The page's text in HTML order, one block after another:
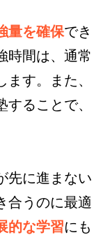
量を確保でき
時間は、通常
す。また、
ることで、
先に進まない
合うのに最適
的な学習にも